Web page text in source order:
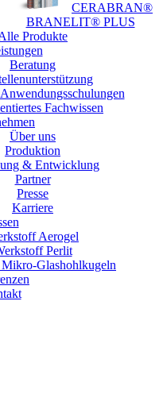
CERABRAN®
BRANELIT® PLUS
Produkte
Beratung
Fachwissen
Über uns
Produktion
& Entwicklung
Partner
Presse
Karriere
Aerogel
Perlit
Glashohlkugeln